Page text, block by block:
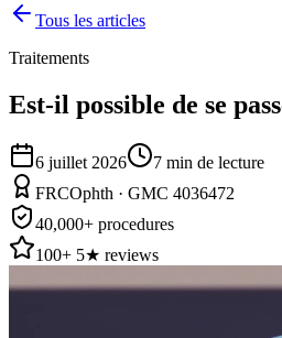
Tous les articles
Traitements
Est-il possible de se
6 juillet 2026 7 min de lecture
FRCOphth · GMC 4036472
40,000+ procedures
100+ 5★ reviews